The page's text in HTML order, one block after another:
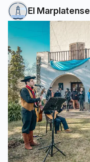
El Marplatense